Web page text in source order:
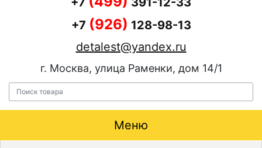
+7 (926) 128-98-13
detalest@yandex.ru
г. Москва, улица Раменки, дом 14/1
Меню